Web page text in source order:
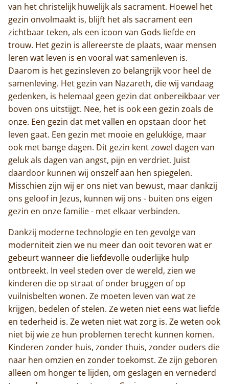
van het christelijk huwelijk als sacrament. Hoewel het
gezin onvolmaakt is, blijft het als sacrament een
zichtbaar teken, als een icoon van Gods liefde en
trouw. Het gezin is allereerste de plaats, waar mensen
leren wat leven is en vooral wat samenleven is.
Daarom is het gezinsleven zo belangrijk voor heel de
samenleving. Het gezin van Nazareth, die wij vandaag
gedenken, is helemaal geen gezin dat onbereikbaar ver
boven ons uitstijgt. Nee, het is ook een gezin zoals de
onze. Een gezin dat met vallen en opstaan door het
leven gaat. Een gezin met mooie en gelukkige, maar
ook met bange dagen. Dit gezin kent zowel dagen van
geluk als dagen van angst, pijn en verdriet. Juist
daardoor kunnen wij onszelf aan hen spiegelen.
Misschien zijn wij er ons niet van bewust, maar dankzij
ons geloof in Jezus, kunnen wij ons - buiten ons eigen
gezin en onze familie - met elkaar verbinden.
Dankzij moderne technologie en ten gevolge van
moderniteit zien we nu meer dan ooit tevoren wat er
gebeurt wanneer die liefdevolle ouderlijke hulp
ontbreekt. In veel steden over de wereld, zien we
kinderen die op straat of onder bruggen of op
vuilnisbelten wonen. Ze moeten leven van wat ze
krijgen, bedelen of stelen. Ze weten niet eens wat liefde
en tederheid is. Ze weten niet wat zorg is. Ze weten ook
niet bij wie ze hun problemen terecht kunnen komen.
Kinderen zonder huis, zonder thuis, zonder ouders die
naar hen omzien en zonder toekomst. Ze zijn geboren
alleen om honger te lijden, om geslagen en vernederd